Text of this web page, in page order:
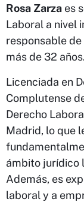
Rosa Zarza es
Laboral a nivel
responsable
más de 32 años.
Licenciada en
Complutense
Derecho
Madrid, lo que
ámbito jurídico
Además, es
laboral y a